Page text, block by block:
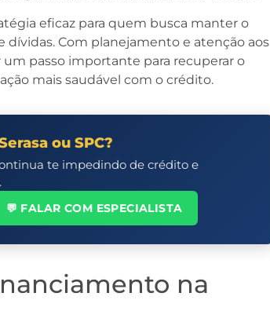
eficaz para quem busca manter o
Com planejamento e atenção aos
passo importante para recuperar o
mais saudável com o crédito.
ou SPC?
te impedindo de crédito e
💬 FALAR COM ESPECIALISTA
na